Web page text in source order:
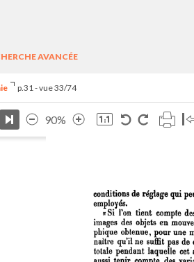
AVANCÉE
p.31 - vue 33/74
90%